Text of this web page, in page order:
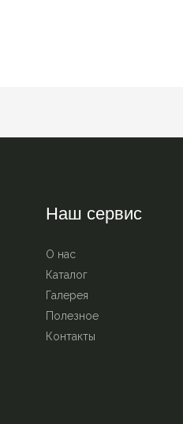
Наш сервис
О нас
Каталог
Галерея
Полезное
Контакты